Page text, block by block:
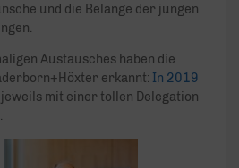
und die Belange der jungen
Austausches haben die
erkannt: In 2019
mit einer tollen Delegation